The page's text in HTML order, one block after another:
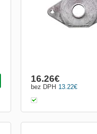
13.22€
bez DPH
16.26€